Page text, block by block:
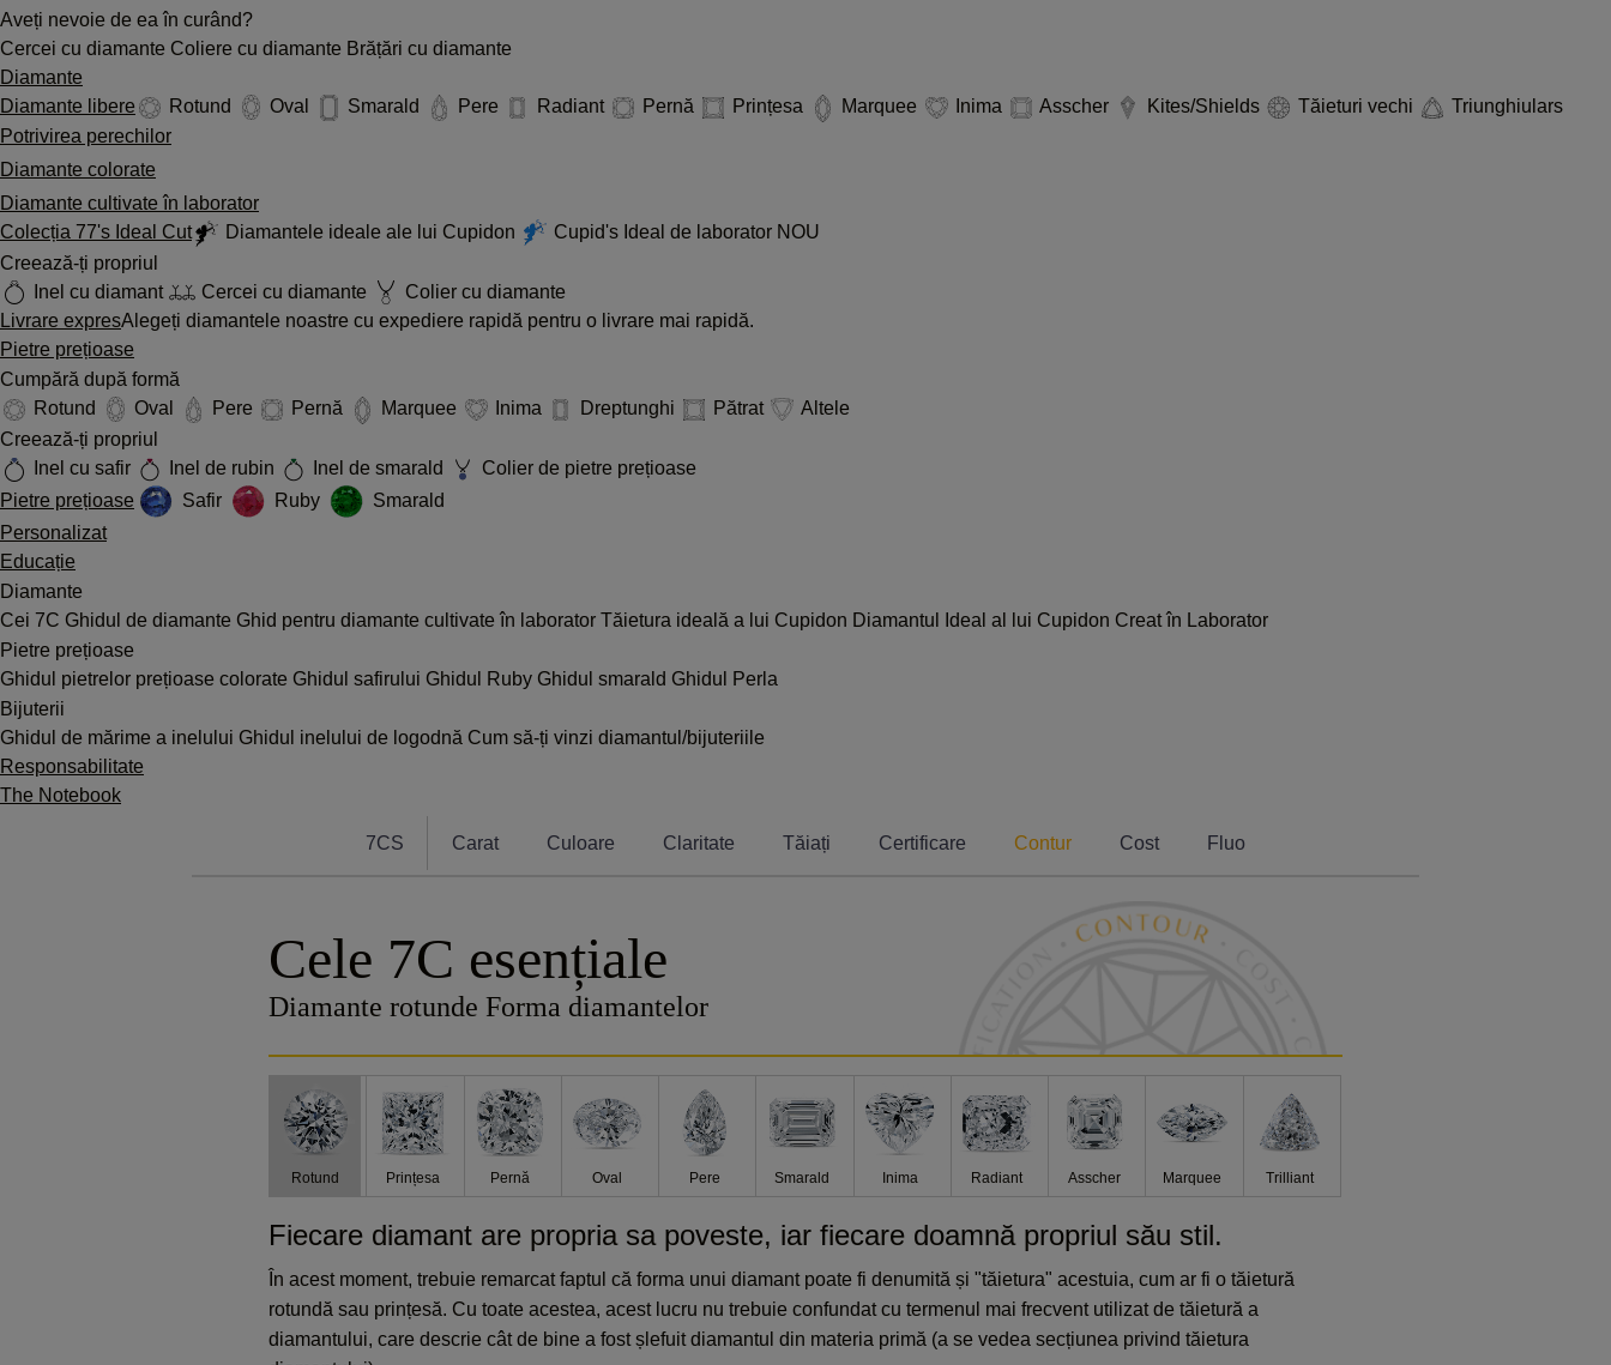
Aveți nevoie de ea în curând?
Cercei cu diamante Coliere cu diamante Brățări cu diamante
Diamante
Diamante libere
Rotund Oval Smarald Pere Radiant Pernă Prințesa Marquee Inima Asscher Kites/Shields Tăieturi vechi
Triunghiulars
Potrivirea perechilor
Diamante colorate
Diamante cultivate în laborator
Colecția 77's Ideal Cut
Diamantele ideale ale lui Cupidon Cupid's Ideal de laborator NOU
Creează-ți propriul
Inel cu diamant
Cercei cu diamante
Colier cu diamante
Livrare expresAlegeți diamantele noastre cu expediere rapidă pentru o livrare mai rapidă.
Pietre prețioase
Cumpără după formă
Rotund
Oval Pere Pernă Marquee Inima Dreptunghi Pătrat
Altele
Creează-ți propriul
Inel cu safir
Inel de rubin Inel de smarald
Colier de pietre prețioase
Pietre prețioase
Safir Ruby
Smarald
Personalizat
Educație
Diamante
Cei 7C Ghidul de diamante Ghid pentru diamante cultivate în laborator Tăietura ideală a lui Cupidon Diamantul Ideal al lui Cupidon Creat în Laborator
Pietre prețioase
Ghidul pietrelor prețioase colorate Ghidul safirului Ghidul Ruby Ghidul smarald Ghidul Perla
Bijuterii
Ghidul de mărime a inelului Ghidul inelului de logodnă Cum să-ți vinzi diamantul/bijuteriile
Responsabilitate
The Notebook
7CS Carat Culoare Claritate Tăiați Certificare Contur Cost Fluo
Cele 7C esențiale
Diamante rotunde Forma diamantelor
Rotund Prințesa Pernă Oval Pere Smarald Inima Radiant Asscher Marquee Trilliant
Fiecare diamant are propria sa poveste, iar fiecare doamnă propriul său stil.
În acest moment, trebuie remarcat faptul că forma unui diamant poate fi denumită și "tăietura" acestuia, cum ar fi o tăietură
rotundă sau prințesă. Cu toate acestea, acest lucru nu trebuie confundat cu termenul mai frecvent utilizat de tăietură a
diamantului, care descrie cât de bine a fost șlefuit diamantul din materia primă (a se vedea secțiunea privind tăietura